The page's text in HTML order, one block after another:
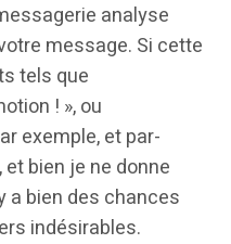
analyse
message. Si cette
tels que
! », ou
exemple, et par-
bien je ne donne
a bien des chances
indésirables.